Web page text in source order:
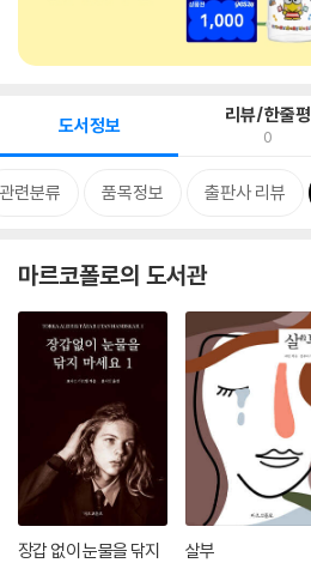
도서정보 리뷰/한줄평
0
관련분류 품목정보 출판사 리뷰
마르코폴로의 도서관
장갑 없이 눈물을 닦지
살부